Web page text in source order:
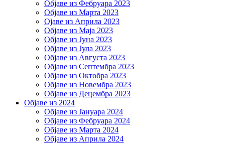
Објаве из Фебруара 2023
Објаве из Марта 2023
Ојаве из Априла 2023
Објаве из Маја 2023
Објаве из Јуна 2023
Објаве из Јула 2023
Објаве из Августа 2023
Објаве из Септембра 2023
Објаве из Октобра 2023
Објаве из Новембра 2023
Објаве из Децембра 2023
Објаве из 2024
Објаве из Јануара 2024
Објаве из Фебруара 2024
Објаве из Марта 2024
Објаве из Априла 2024